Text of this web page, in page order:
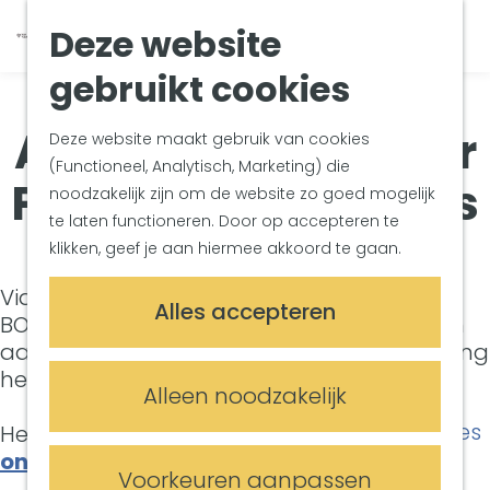
Deze website
gebruikt cookies
Deze website maakt gebruik van cookies
(Functioneel, Analytisch, Marketing) die
noodzakelijk zijn om de website zo goed mogelijk
te laten functioneren. Door op accepteren te
klikken, geef je aan hiermee akkoord te gaan.
Alles accepteren
Alleen noodzakelijk
Voorkeuren aanpassen
a
a
r
d
o
m
e
p
g
e
K
a
a
r
t
Z
o
e
k
e
n
M
e
u
Zuiderwaterlinie
Met groepen
Met kinderen
In de omgeving
Plan je bezoek
Bereikbaarheid
Overnachten
Plan op de kaart
Meetings & Events
Vergaderlocaties
Evenementenlocaties
Aanvraagformulier
Plattegrondboekjes
Via dit formulier kun je doorgeven hoeveel
BOOQI-plattegronden je wilt ontvangen en
aangeven of je daarnaast ook een bestelling
hebt geplaatst.
Heb je vragen? Stuur dan een mail naar
ondernemer@vught.nl